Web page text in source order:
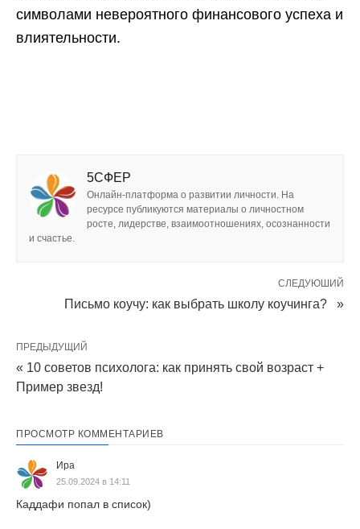
символами невероятного финансового успеха и
влиятельности.
5СФЕР
Онлайн-платформа о развитии личности. На
ресурсе публикуются материалы о личностном
росте, лидерстве, взаимоотношениях, осознанности
и счастье.
СЛЕДУЮШИЙ
Письмо коучу: как выбрать школу коучинга? »
ПРЕДЫДУЩИЙ
« 10 советов психолога: как принять свой возраст +
Пример звезд!
ПРОСМОТР КОММЕНТАРИЕВ
Ира
25.09.2024 в 14:11
Каддафи попал в список)